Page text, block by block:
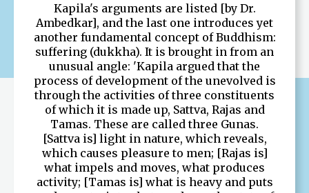
Kapila's arguments are listed [by Dr.
Ambedkar], and the last one introduces yet
another fundamental concept of Buddhism:
suffering (dukkha). It is brought in from an
unusual angle: 'Kapila argued that the
process of development of the unevolved is
through the activities of three constituents
of which it is made up, Sattva, Rajas and
Tamas. These are called three Gunas.
[Sattva is] light in nature, which reveals,
which causes pleasure to men; [Rajas is]
what impels and moves, what produces
activity; [Tamas is] what is heavy and puts